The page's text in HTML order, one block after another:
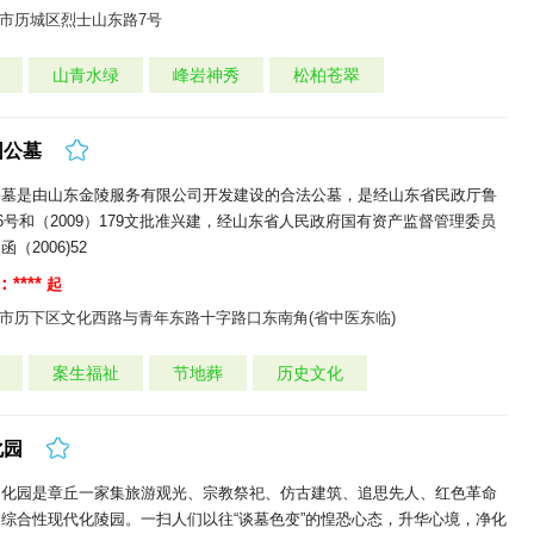
历城区烈士山东路7号
山青水绿 峰岩神秀 松柏苍翠
墓
是由山东金陵服务有限公司开发建设的合法公墓，是经山东省民政厅鲁
和（2009）179文批准兴建，经山东省人民政府国有资产监督管理委员
（2006)52
**** 起
历下区文化西路与青年东路十字路口东南角(省中医东临)
案生福祉 节地葬 历史文化
园是章丘一家集旅游观光、宗教祭祀、仿古建筑、追思先人、红色革命
合性现代化陵园。一扫人们以往“谈墓色变”的惶恐心态，升华心境，净化